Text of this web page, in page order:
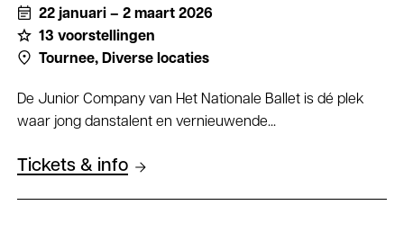
22 januari – 2 maart 2026
13 voorstellingen
Tournee, Diverse locaties
De Junior Company van Het Nationale Ballet is dé plek
waar jong danstalent en vernieuwende...
Tickets & info